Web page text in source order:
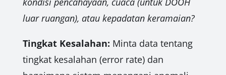
luar ruangan), atau kepadatan keramaian?
Tingkat Kesalahan: Minta data tentang
tingkat kesalahan (error rate) dan